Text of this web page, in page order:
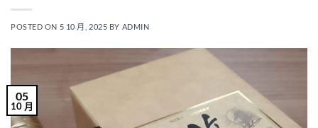
POSTED ON 5 10 月, 2025 BY ADMIN
05
10 月